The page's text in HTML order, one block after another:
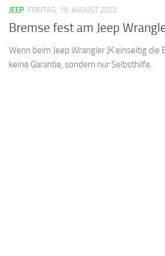
JEEP FREITAG, 19. AUGUST 2022
Bremse fest am Jeep
Wenn beim Jeep Wrangler JK einseitig
keine Garantie, sondern nur Selbsthilfe.